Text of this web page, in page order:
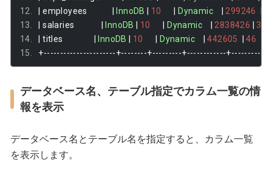
| employees | InnoDB | 10 | Dynamic | 299246 |
| salaries | InnoDB | 10 | Dynamic | 2838426 | 35
| titles | InnoDB | 10 | Dynamic | 442605 | 46
+----------------------+--------+---------+------------+---------
データベース名、テーブル指定でカラム一覧の情
報を表示
データベース名とテーブル名を指定すると、カラム一覧
を表示します。